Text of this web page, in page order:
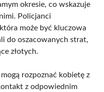
okresie, co wskazuje
Policjanci
może być kluczowa
do oszacowanych strat,
złotych.
rozpoznać kobietę z
z odpowiednim